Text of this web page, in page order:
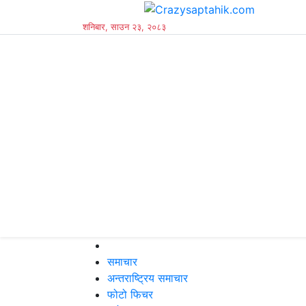
शनिबार, साउन २३, २०८३
समाचार
अन्तराष्ट्रिय समाचार
फोटो फिचर